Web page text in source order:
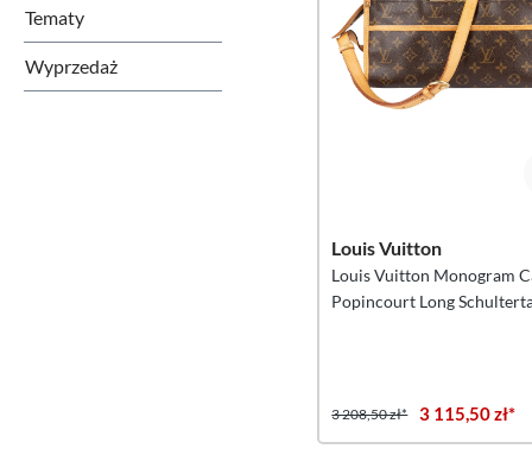
Tematy
Wyprzedaż
Louis Vuitton
Louis Vuitton Monogram
Popincourt Long
3 208,50 zł* 3 115,50 zł*